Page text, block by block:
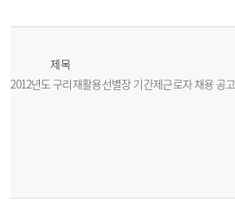
제목
2012년도 구리재활용선별장 기간제근로자 채용 공고